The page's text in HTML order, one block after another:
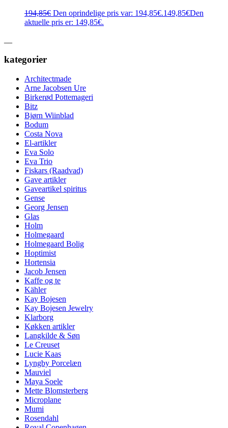
194,85€ Den oprindelige pris var: 194,85€.149,85€Den
aktuelle pris er: 149,85€.
kategorier
Architectmade
Arne Jacobsen Ure
Birkerød Pottemageri
Bitz
Bjørn Wiinblad
Bodum
Costa Nova
El-artikler
Eva Solo
Eva Trio
Fiskars (Raadvad)
Gave artikler
Gaveartikel spiritus
Gense
Georg Jensen
Glas
Holm
Holmegaard
Holmegaard Bolig
Hoptimist
Hortensia
Jacob Jensen
Kaffe og te
Kähler
Kay Bojesen
Kay Bojesen Jewelry
Klarborg
Køkken artikler
Langkilde & Søn
Le Creuset
Lucie Kaas
Lyngby Porcelæn
Mauviel
Maya Soele
Mette Blomsterberg
Microplane
Mumi
Rosendahl